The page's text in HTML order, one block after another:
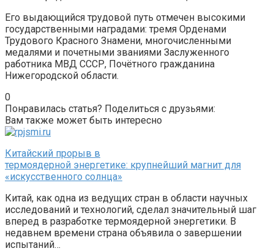
Его выдающийся трудовой путь отмечен высокими
государственными наградами: тремя Орденами
Трудового Красного Знамени, многочисленными
медалями и почетными званиями Заслуженного
работника МВД СССР, Почётного гражданина
Нижегородской области.
0
Понравилась статья? Поделиться с друзьями:
Вам также может быть интересно
Китайский прорыв в
термоядерной энергетике: крупнейший магнит для
«искусственного солнца»
Китай, как одна из ведущих стран в области научных
исследований и технологий, сделал значительный шаг
вперед в разработке термоядерной энергетики. В
недавнем времени страна объявила о завершении
испытаний…